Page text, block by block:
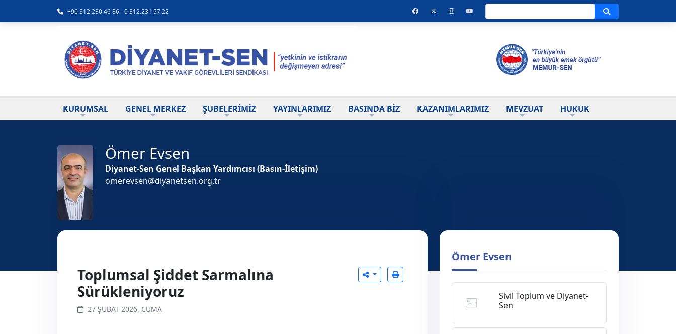
+90 312.230 46 86 - 0 312.231 57 22
KURUMSAL GENEL MERKEZ ŞUBELERİMİZ YAYINLARIMIZ BASINDA BİZ KAZANIMLARIMIZ MEVZUAT HUKUK
Ömer Evsen
Diyanet-Sen Genel Başkan Yardımcısı (Basın-İletişim)
omerevsen@diyanetsen.org.tr
Toplumsal Şiddet Sarmalına
Sürükleniyoruz
27 ŞUBAT 2026, CUMA
Ömer Evsen
Sivil Toplum ve Diyanet-
Sen